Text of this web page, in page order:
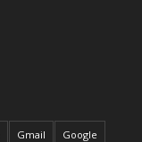
Gmail Google